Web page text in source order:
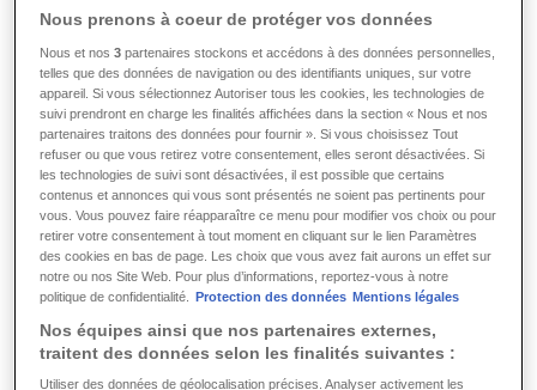
Actualité du Groupe Actualité DKV
Nous prenons à coeur de protéger vos données
Nous et nos3 partenaires stockons et accédons à des données personnelles,
telles que des données de navigation ou des identifiants uniques, sur votre
appareil. Si vous sélectionnez Autoriser tous les cookies, les technologies de
suivi prendront en charge les finalités affichées dans la section « Nous et nos
partenaires traitons des données pour fournir ». Si vous choisissez Tout
refuser ou que vous retirez votre consentement, elles seront désactivées. Si
les technologies de suivi sont désactivées, il est possible que certains
contenus et annonces qui vous sont présentés ne soient pas pertinents pour
vous. Vous pouvez faire réapparaître ce menu pour modifier vos choix ou pour
retirer votre consentement à tout moment en cliquant sur le lien Paramètres
des cookies en bas de page. Les choix que vous avez fait aurons un effet sur
notre ou nos Site Web. Pour plus d’informations, reportez-vous à notre
politique de confidentialité.
Protection des données Mentions légales
Nos équipes ainsi que nos partenaires externes,
traitent des données selon les finalités suivantes :
Utiliser des données de géolocalisation précises. Analyser activement les